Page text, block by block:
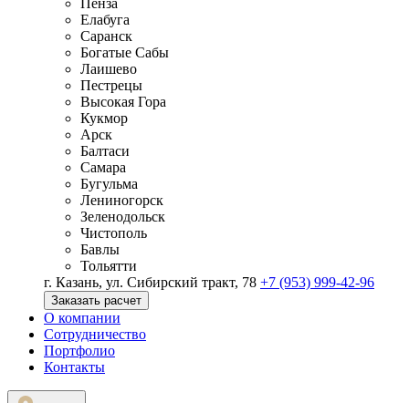
Пенза
Елабуга
Саранск
Богатые Сабы
Лаишево
Пестрецы
Высокая Гора
Кукмор
Арск
Балтаси
Самара
Бугульма
Лениногорск
Зеленодольск
Чистополь
Бавлы
Тольятти
г. Казань, ул. Сибирский тракт, 78 +7 (953) 999-42-96
Заказать расчет
О компании
Сотрудничество
Портфолио
Контакты